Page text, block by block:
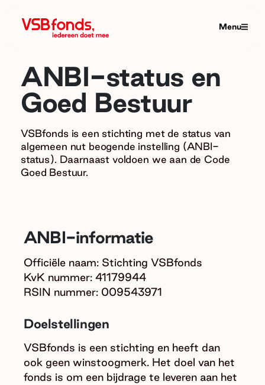
Menu
ANBI-status en
Goed Bestuur
VSBfonds is een stichting met de status van
algemeen nut beogende instelling (ANBI-
status). Daarnaast voldoen we aan de Code
Goed Bestuur.
ANBI-informatie
Officiële naam: Stichting VSBfonds
KvK nummer: 41179944
RSIN nummer: 009543971
Doelstellingen
VSBfonds is een stichting en heeft dan
ook geen winstoogmerk. Het doel van het
fonds is om een bijdrage te leveren aan het